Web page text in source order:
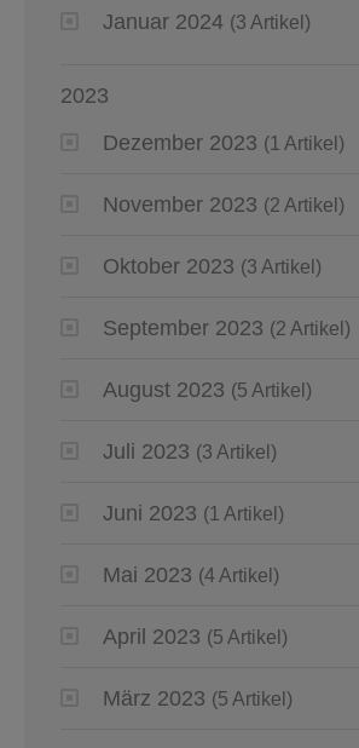
Januar 2024 (3 Artikel)
2023
Dezember 2023 (1 Artikel)
November 2023 (2 Artikel)
Oktober 2023 (3 Artikel)
September 2023 (2 Artikel)
August 2023 (5 Artikel)
Juli 2023 (3 Artikel)
Juni 2023 (1 Artikel)
Mai 2023 (4 Artikel)
April 2023 (5 Artikel)
März 2023 (5 Artikel)